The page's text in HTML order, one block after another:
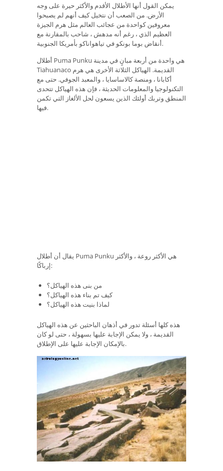
يمكن القول أنها الأطلال الأقدم والأكثر حيرة على وجه
الأرض. من الصعب أن نتخيل كيف أنهم لم يصبحوا
معروفين كواحدة من عجائب العالم مثل هرم الجيزة
العظيم الذي ، رغم أنه مدهش ، شاحب بالمقارنة مع
أنقاض بوما بونكو في تياهواناكو بأمريكا الجنوبية.
أطلال Puma Punku هي واحدة من أربعة مبانٍ في مدينة
Tiahuanaco القديمة. الهياكل الثلاثة الأخرى هي هرم
أكابانا ، ومنصة كالاساسايا ، والمعبد الجوفي. حتى مع
التكنولوجيا والمعلومات الحديثة ، فإن هذه الهياكل تتحدى
المنطق وتربك أولئك الذين يسعون لحل الألغاز التي تكمن
فيها.
يقال أن أطلال Puma Punku هي الأكثر روعة ، والأكثر
إرباكًا:
من بنى هذه الهياكل؟
كيف تم بناء هذه الهياكل؟
لماذا بنيت هذه الهياكل؟
هذه كلها أسئلة تدور في أذهان الباحثين عن هذه الهياكل
القديمة ، ولا يمكن الإجابة عليها بسهولة ، حتى لو كان
بالإمكان الإجابة عليها على الإطلاق.